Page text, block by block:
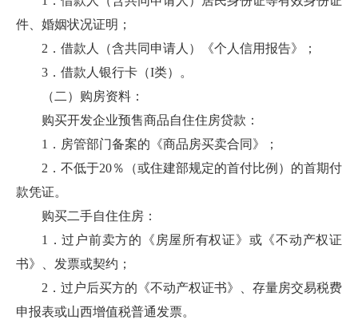
件、婚姻状况证明；
2．借款人（含共同申请人）《个人信用报告》；
3．借款人银行卡（I类）。
（二）购房资料：
购买开发企业预售商品自住住房贷款：
1．房管部门备案的《商品房买卖合同》；
2．不低于20％（或住建部规定的首付比例）的首期付
款凭证。
购买二手自住住房：
1．过户前卖方的《房屋所有权证》或《不动产权证
书》、发票或契约；
2．过户后买方的《不动产权证书》、存量房交易税费
申报表或山西增值税普通发票。